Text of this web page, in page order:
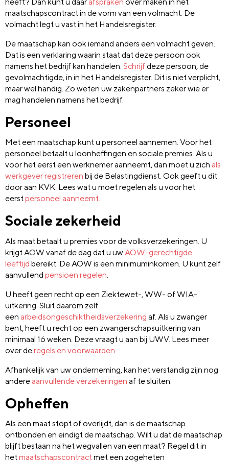
maatschapscontract in de vorm van een volmacht. De
volmacht legt u vast in het Handelsregister.
De maatschap kan ook iemand anders een volmacht geven.
Dat is een verklaring waarin staat dat deze persoon ook
namens het bedrijf kan handelen. Schrijfdeze persoon, de
gevolmachtigde, in in het Handelsregister. Dit is niet verplicht,
maar wel handig. Zo weten uw zakenpartners zeker wie er
mag handelen namens het bedrijf.
Personeel
Met een maatschap kunt u personeel aannemen. Voor het
personeel betaalt u loonheffingen en sociale premies. Als u
voor het eerst een werknemer aanneemt, dan moet u zich als
werkgever registreren bij de Belastingdienst. Ook geeft u dit
door aan KVK. Lees wat u moet regelen als u voor het
eerstpersoneel aanneemt.
Sociale zekerheid
Als maat betaalt u premies voor de volksverzekeringen. U
krijgt AOW vanaf de dag dat u uw AOW-gerechtigde
leeftijd bereikt. De AOW is een minimuminkomen. U kunt zelf
aanvullend pensioen regelen
U heeft geen recht op een Ziektewet-, WW- of WIA-
uitkering. Sluit daarom zelf
een arbeidsongeschiktheidsverzekering af. Als u zwanger
bent, heeft u recht op een zwangerschapsuitkering van
minimaal 16 weken. Deze vraagt u aan bij UWV. Lees meer
over deregels en voorwaarden
Afhankelijk van uw onderneming, kan het verstandig zijn nog
andere aanvullende verzekeringen af te sluiten.
Opheffen
Als een maat stopt of overlijdt, dan is de maatschap
ontbonden en eindigt de maatschap. Wilt u dat de maatschap
blijft bestaan na het wegvallen van een maat? Regel dit in
hetmaatschapscontractmet een zogeheten